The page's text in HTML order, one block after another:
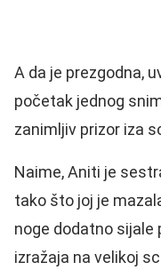
A da je prezgodna,
početak jednog
zanimljiv prizor iza
Naime, Aniti je
tako što joj je
noge dodatno sijale
izražaja na velikoj